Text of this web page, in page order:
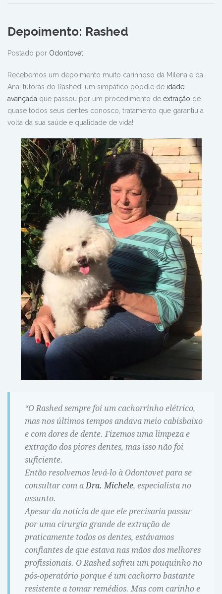
Depoimento: Rashed
Postado por Odontovet
Recebemos um depoimento muito carinhoso da Milena e da
Ana, tutoras do Rashed, um simpático poodle de idade
avançada que passou por um procedimento de extração de
quase todos seus dentes conosco, tratamento que garantiu a
volta da sua saúde e qualidade de vida!
“O Rashed sempre foi um cachorrinho elétrico,
mas nos últimos tempos andava meio cabisbaixo
e com dores de dente. Fizemos uma limpeza e
extração dos piores dentes, mas isso não foi
suficiente.
Então resolvemos levá-lo à Odontovet para se
consultar com a Dra. Michele, especialista no
assunto.
Apesar da notícia de que ele precisaria passar
por uma cirurgia grande de extração de
praticamente todos os dentes, estávamos
confiantes de que estava nas mãos dos melhores
profissionais. O Rashed sofreu um pouquinho no
pós-operatório porque é um cachorro bastante
resistente a tomar remédios. Mas com carinho e